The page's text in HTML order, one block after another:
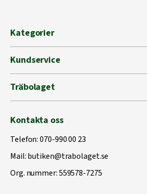
Kategorier
Kundservice
Träbolaget
Kontakta oss
Telefon:070-990 00 23
Mail:butiken@trabolaget.se
Org. nummer: 559578-7275